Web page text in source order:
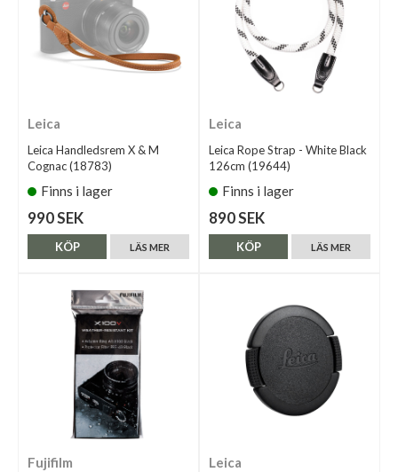
Leica
Leica Handledsrem X & M
Cognac (18783)
Finns i lager
990 SEK
LÄS MER
KÖP
Leica
Leica Rope Strap - White Black
126cm (19644)
Finns i lager
890 SEK
LÄS MER
KÖP
Fujifilm Leica